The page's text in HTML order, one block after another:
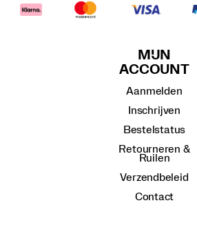
MIJN
ACCOUNT
Aanmelden
Inschrijven
Bestelstatus
Retourneren &
Ruilen
Verzendbeleid
Contact